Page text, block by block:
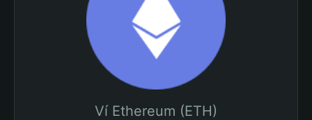
Ví Ethereum (ETH)